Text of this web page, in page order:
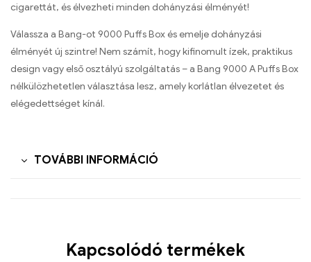
cigarettát, és élvezheti minden dohányzási élményét!
Válassza a Bang-ot 9000 Puffs Box és emelje dohányzási
élményét új szintre! Nem számít, hogy kifinomult ízek, praktikus
design vagy első osztályú szolgáltatás – a Bang 9000 A Puffs Box
nélkülözhetetlen választása lesz, amely korlátlan élvezetet és
elégedettséget kínál.
TOVÁBBI INFORMÁCIÓ
Kapcsolódó termékek